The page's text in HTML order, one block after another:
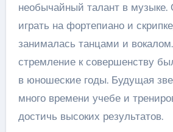
необычайный талант в музыке.
играть на фортепиано и
занималась танцами и
стремление к совершенству
в юношеские годы. Будущая
много времени учебе и
достичь высоких результатов.